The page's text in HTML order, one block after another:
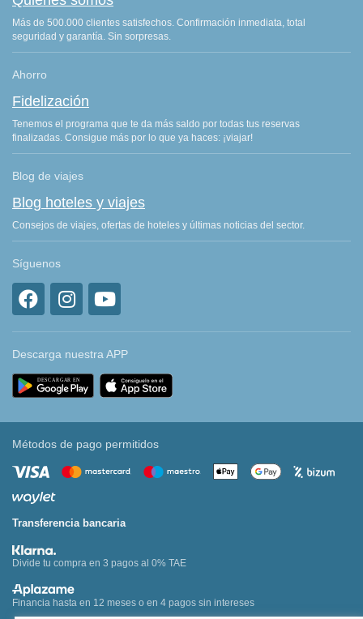
Más de 500.000 clientes satisfechos. Confirmación inmediata, total
seguridad y garantía. Sin sorpresas.
Ahorro
Fidelización
Tenemos el programa que te da más saldo por todas tus reservas
finalizadas. Consigue más por lo que ya haces: ¡viajar!
Blog de viajes
Blog hoteles y viajes
Consejos de viajes, ofertas de hoteles y últimas noticias del sector.
Síguenos
Descarga nuestra APP
Métodos de pago permitidos
Transferencia bancaria
Divide tu compra en 3 pagos al 0% TAE
Financia hasta en 12 meses o en 4 pagos sin intereses